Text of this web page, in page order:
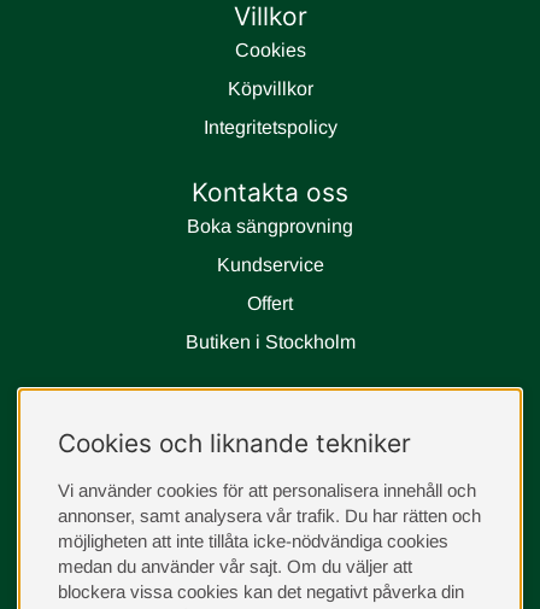
Villkor
Cookies
Köpvillkor
Integritetspolicy
Kontakta oss
Boka sängprovning
Kundservice
Offert
Butiken i Stockholm
instagram
Cookies och liknande tekniker
Vi använder cookies för att personalisera innehåll och
annonser, samt analysera vår trafik. Du har rätten och
möjligheten att inte tillåta icke-nödvändiga cookies
medan du använder vår sajt. Om du väljer att
blockera vissa cookies kan det negativt påverka din